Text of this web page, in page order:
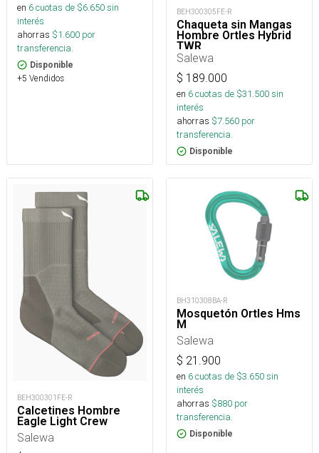
en 6cuotas de $6.650sin
interés
ahorras $1.600 por
transferencia.
Disponible
+5 Vendidos
BEH300305FE-R
Chaqueta sin Mangas
Hombre Ortles Hybrid
TWR
Salewa
$ 189.000
en 6cuotas de $31.500sin
interés
ahorras $7.560 por
transferencia.
Disponible
BEH300301FE-R
Calcetines Hombre
Eagle Light Crew
Salewa
BH310308BA-R
Mosquetón Ortles Hms
M
Salewa
$ 21.900
en 6cuotas de $3.650sin
interés
ahorras $880 por
transferencia.
Disponible